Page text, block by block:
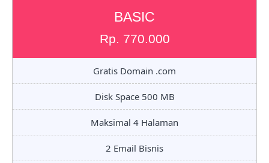
BASIC
Rp. 770.000
Gratis Domain .com
Disk Space 500 MB
Maksimal 4 Halaman
2 Email Bisnis